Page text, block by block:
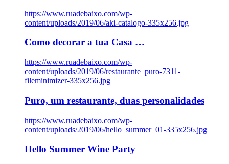
https://www.ruadebaixo.com/wp-
content/uploads/2019/06/aki-catalogo-335x256.jpg
Como decorar a tua Casa …
https://www.ruadebaixo.com/wp-
content/uploads/2019/06/restaurante_puro-7311-
fileminimizer-335x256.jpg
Puro, um restaurante, duas personalidades
https://www.ruadebaixo.com/wp-
content/uploads/2019/06/hello_summer_01-335x256.jpg
Hello Summer Wine Party